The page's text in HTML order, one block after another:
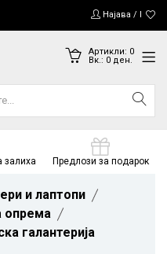
Најава /
Артикли: 0
Вк.: 0ден.
залиха Предлози за подарок
и лаптопи
опрема
галантерија